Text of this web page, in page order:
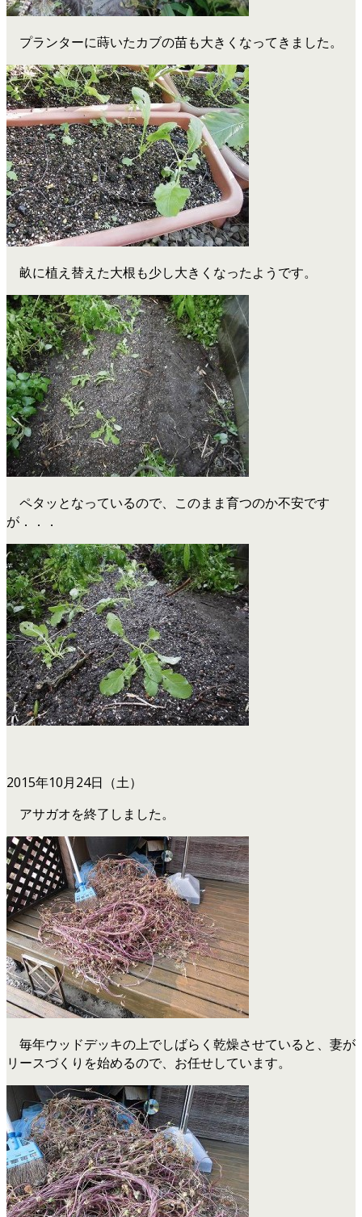
プランターに蒔いたカブの苗も大きくなってきました。
畝に植え替えた大根も少し大きくなったようです。
ペタッとなっているので、このまま育つのか不安です
が．．．
2015年10月24日（土）
アサガオを終了しました。
毎年ウッドデッキの上でしばらく乾燥させていると、妻が
リースづくりを始めるので、お任せしています。